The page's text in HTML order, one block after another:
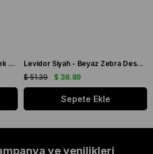
Levidor Kırmızı Desenli Tivil İpek Eşarp 19086
Levidor Siyah - Beyaz Zebra Desen Tivil İpek Eşarp 20808
$ 38.89
$ 51.39
Sepete Ekle
ve yenilikleri